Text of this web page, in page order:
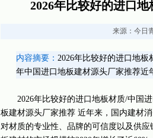
2026年比较好的进口
来源： 今日
内容摘要： 2026年比较好的进口地
年中国进口地板建材源头厂家推荐
2026年比较好的进口地板材质/中国
板建材源头厂家推荐 近年来，国内建材
对材质的专业性、品牌的可信度以及供